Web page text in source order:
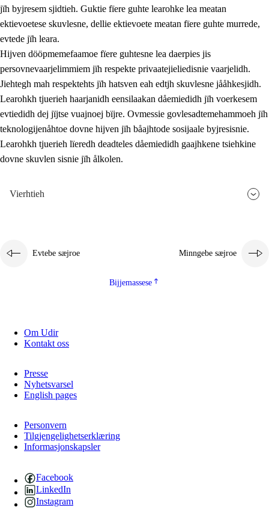
jïh byjresem sjidtieh. Guktie fïere guhte learohke lea meatan
ektievoetese skuvlesne, dellie ektievoete meatan fïere guhte murrede,
evtede jïh leara.
Hijven dööpmemefaamoe fïere guhtesne lea daerpies jis
persovnevaarjelimmiem jïh respekte privaatejieliedisnie vaarjelidh.
Jiehtegh mah respektehts jïh hatsven eah edtjh skuvlesne jååhkesjidh.
Learohkh tjuerieh haarjanidh eensilaakan dåemiedidh jïh voerkesem
evtiedidh dej jïjtse vuajnoej bïjre. Ovmessie govlesadtemehammoeh jïh
teknologijenåhtoe dovne hijven jïh båajhtode sosijaale byjresisnie.
Learohkh tjuerieh lïeredh deadteles dåemiedidh gaajhkene tsiehkine
dovne skuvlen sisnie jïh ålkolen.
Vierhtieh
Evtebe sæjroe Minngebe sæjroe
Bijjemassese
Om Udir
Kontakt oss
Presse
Nyhetsvarsel
English pages
Personvern
Tilgjengelighetserklæring
Informasjonskapsler
Facebook
LinkedIn
Instagram